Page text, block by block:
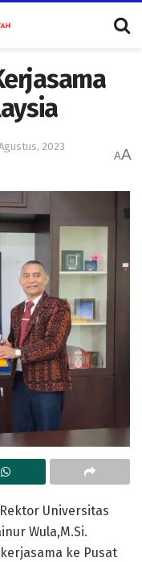
2023
AA
Universitas
Wula,M.Si.
ke Pusat